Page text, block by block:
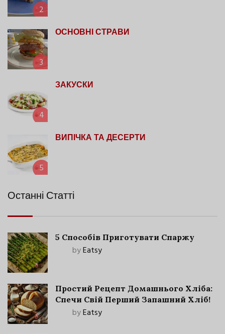
2
3
ОСНОВНІ СТРАВИ
4
ЗАКУСКИ
5
ВИПІЧКА ТА ДЕСЕРТИ
Останні Статті
5 Способів Приготувати Спаржу
byEatsy
Простий Рецепт Домашнього Хліба:
Спечи Свій Перший Запашний Хліб!
byEatsy